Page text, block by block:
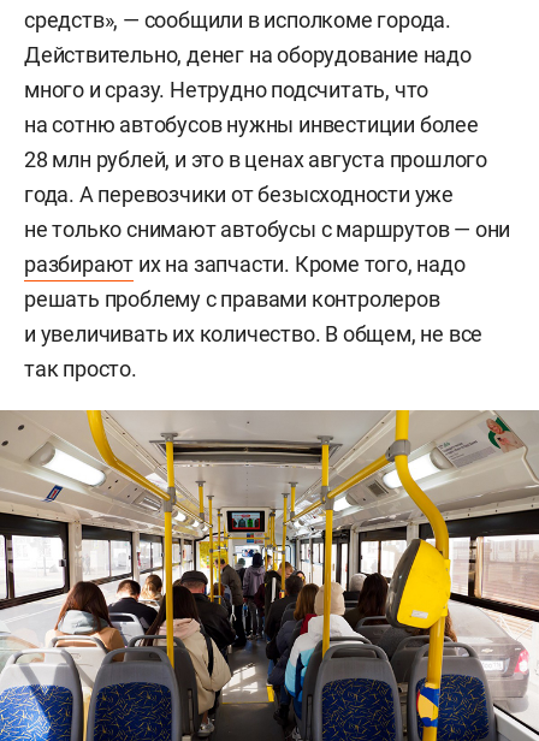
средств», — сообщили в исполкоме города.
Действительно, денег на оборудование надо
много и сразу. Нетрудно подсчитать, что
на сотню автобусов нужны инвестиции более
28 млн рублей, и это в ценах августа прошлого
года. А перевозчики от безысходности уже
не только снимают автобусы с маршрутов — они
разбирают их на запчасти. Кроме того, надо
решать проблему с правами контролеров
и увеличивать их количество. В общем, не все
так просто.